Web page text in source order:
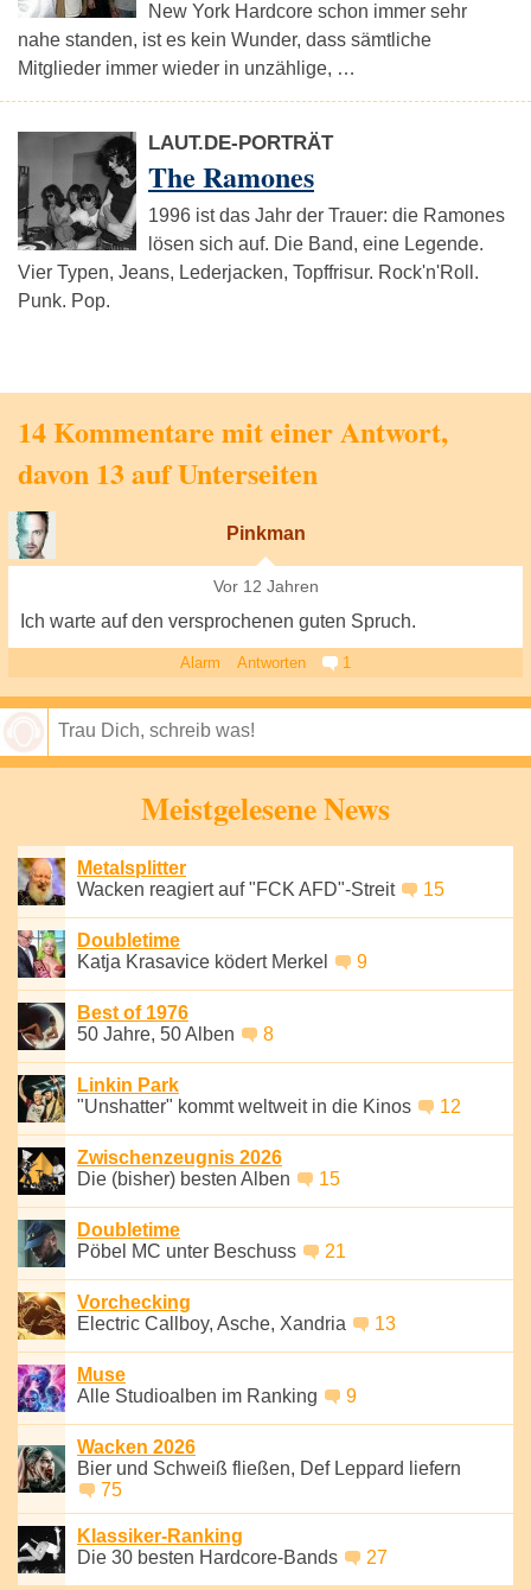
New York Hardcore schon immer sehr
nahe standen, ist es kein Wunder, dass sämtliche
Mitglieder immer wieder in unzählige, …
LAUT.DE-PORTRÄT
The Ramones
1996 ist das Jahr der Trauer: die Ramones
lösen sich auf. Die Band, eine Legende.
Vier Typen, Jeans, Lederjacken, Topffrisur. Rock'n'Roll.
Punk. Pop.
14 Kommentare mit einer Antwort,
davon 13 auf Unterseiten
Pinkman
Vor 12 Jahren
Ich warte auf den versprochenen guten Spruch.
Alarm Antworten 1
Meistgelesene News
Metalsplitter
Wacken reagiert auf "FCK AFD"-Streit
15
Doubletime
Katja Krasavice ködert Merkel
9
Best of 1976
50 Jahre, 50 Alben
8
Linkin Park
"Unshatter" kommt weltweit in die Kinos
12
Zwischenzeugnis 2026
Die (bisher) besten Alben
15
Doubletime
Pöbel MC unter Beschuss
21
Vorchecking
Electric Callboy, Asche, Xandria
13
Muse
Alle Studioalben im Ranking
9
Wacken 2026
Bier und Schweiß fließen, Def Leppard liefern
75
Klassiker-Ranking
Die 30 besten Hardcore-Bands
27